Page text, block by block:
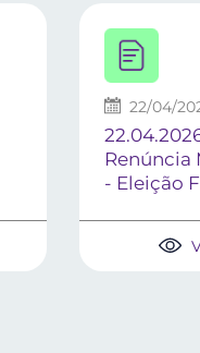
22/04/
Renúncia
- Eleição